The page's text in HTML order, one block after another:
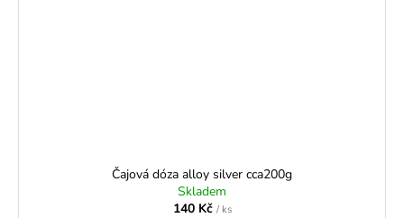
Čajová dóza alloy silver cca200g
Skladem
140 Kč / ks